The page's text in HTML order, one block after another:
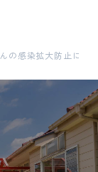
の感染拡大防止に向